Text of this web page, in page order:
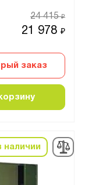
21 978₽
24 415₽
заказ
наличии